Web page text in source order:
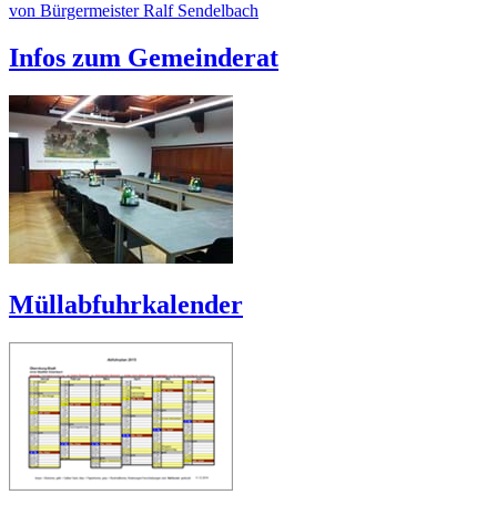
von Bürgermeister Ralf Sendelbach
Infos zum Gemeinderat
Müllabfuhrkalender